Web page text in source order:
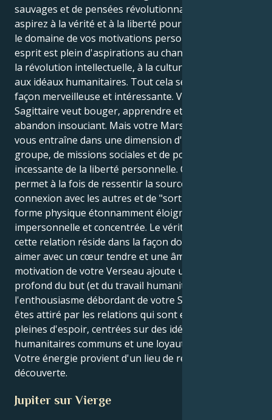
sauvages et de pensées révolutionnaires. Vous
aspirez à la vérité et à la liberté pour tous, mais dans
le domaine de vos motivations personnelles, votre
esprit est plein d'aspirations au changement social, à
la révolution intellectuelle, à la culture mondiale et
aux idéaux humanitaires. Tout cela se combine de
façon merveilleuse et intéressante. Votre Soleil en
Sagittaire veut bouger, apprendre et grandir avec un
abandon insouciant. Mais votre Mars en Verseau
vous entraîne dans une dimension d'action de
groupe, de missions sociales et de poursuite
incessante de la liberté personnelle. Cela vous
permet à la fois de ressentir la source de la
connexion avec les autres et de "sortir" sous une
forme physique étonnamment éloignée,
impersonnelle et concentrée. Le véritable pouvoir de
cette relation réside dans la façon dont vous pouvez
aimer avec un cœur tendre et une âme rebelle. La
motivation de votre Verseau ajoute un sens plus
profond du but (et du travail humanitaire) à
l'enthousiasme débordant de votre Sagittaire. Vous
êtes attiré par les relations qui sont expansives et
pleines d'espoir, centrées sur des idéaux
humanitaires communs et une loyauté ardente.
Votre énergie provient d'un lieu de respect et de
découverte.
Jupiter sur Vierge